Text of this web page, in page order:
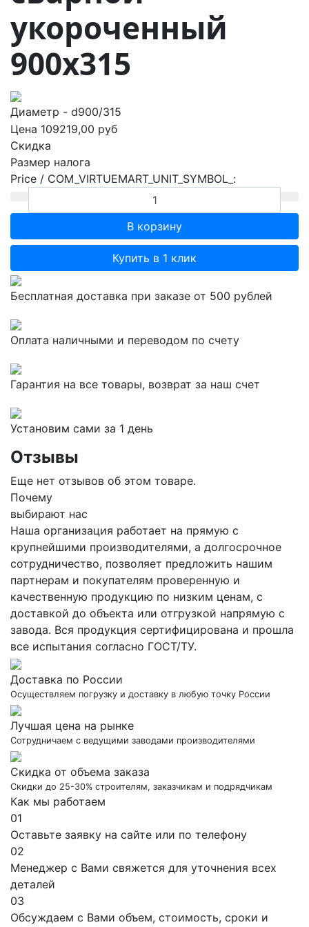
укороченный
900х315
Диаметр - d900/315
Цена 109219,00 руб
Скидка
Размер налога
Price / COM_VIRTUEMART_UNIT_SYMBOL_:
Купить в 1 клик
Бесплатная доставка при заказе от 500 рублей
Оплата наличными и переводом по счету
Гарантия на все товары, возврат за наш счет
Установим сами за 1 день
Отзывы
Еще нет отзывов об этом товаре.
Почему
выбирают нас
Наша организация работает на прямую с
крупнейшими производителями, а долгосрочное
сотрудничество, позволяет предложить нашим
партнерам и покупателям проверенную и
качественную продукцию по низким ценам, с
доставкой до объекта или отгрузкой напрямую с
завода. Вся продукция сертифицирована и прошла
все испытания согласно ГОСТ/ТУ.
Доставка по России
Осуществляем погрузку и доставку в любую точку России
Лучшая цена на рынке
Сотрудничаем с ведущими заводами производителями
Скидка от объема заказа
Скидки до 25-30% строителям, заказчикам и подрядчикам
Как мы работаем
01
Оставьте заявку на сайте или по телефону
02
Менеджер с Вами свяжется для уточнения всех
деталей
03
Обсуждаем с Вами объем, стоимость, сроки и